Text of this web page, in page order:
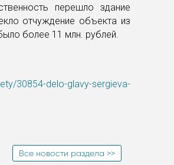
перешло здание
отчуждение объекта из
более 11 млн. рублей.
30854-delo-glavy-sergieva-
Все новости раздела >>